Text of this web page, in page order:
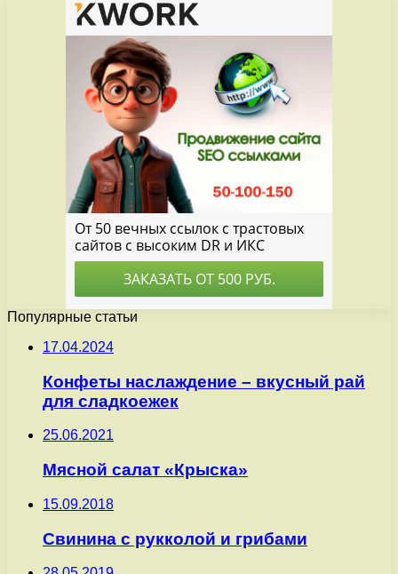
Популярные статьи
17.04.2024
Конфеты наслаждение – вкусный рай
для сладкоежек
25.06.2021
Мясной салат «Крыска»
15.09.2018
Свинина с рукколой и грибами